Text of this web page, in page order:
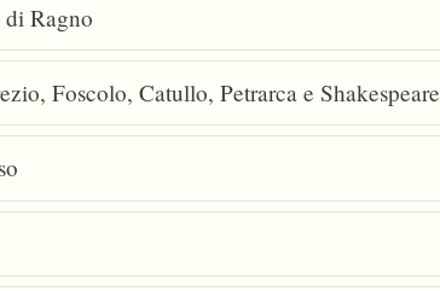
Ragno
Foscolo, Catullo, Petrarca e Shakespeare